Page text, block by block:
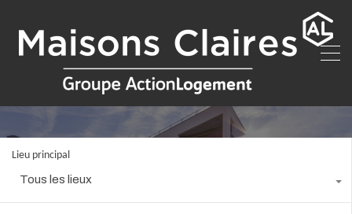
Lieu principal
Tous les lieux